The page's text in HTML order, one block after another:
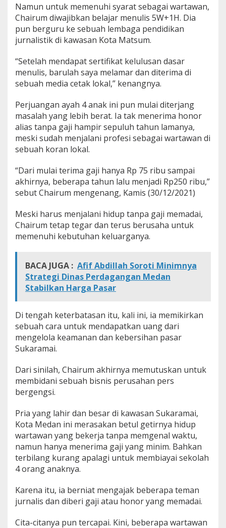
Namun untuk memenuhi syarat sebagai wartawan,
Chairum diwajibkan belajar menulis 5W+1H. Dia
pun berguru ke sebuah lembaga pendidikan
jurnalistik di kawasan Kota Matsum.
“Setelah mendapat sertifikat kelulusan dasar
menulis, barulah saya melamar dan diterima di
sebuah media cetak lokal,” kenangnya.
Perjuangan ayah 4 anak ini pun mulai diterjang
masalah yang lebih berat. Ia tak menerima honor
alias tanpa gaji hampir sepuluh tahun lamanya,
meski sudah menjalani profesi sebagai wartawan di
sebuah koran lokal.
“Dari mulai terima gaji hanya Rp 75 ribu sampai
akhirnya, beberapa tahun lalu menjadi Rp250 ribu,”
sebut Chairum mengenang, Kamis (30/12/2021)
Meski harus menjalani hidup tanpa gaji memadai,
Chairum tetap tegar dan terus berusaha untuk
memenuhi kebutuhan keluarganya.
BACA JUGA : Afif Abdillah Soroti Minimnya
Strategi Dinas Perdagangan Medan
Stabilkan Harga Pasar
Di tengah keterbatasan itu, kali ini, ia memikirkan
sebuah cara untuk mendapatkan uang dari
mengelola keamanan dan kebersihan pasar
Sukaramai.
Dari sinilah, Chairum akhirnya memutuskan untuk
membidani sebuah bisnis perusahan pers
bergengsi.
Pria yang lahir dan besar di kawasan Sukaramai,
Kota Medan ini merasakan betul getirnya hidup
wartawan yang bekerja tanpa memgenal waktu,
namun hanya menerima gaji yang minim. Bahkan
terbilang kurang apalagi untuk membiayai sekolah
4 orang anaknya.
Karena itu, ia berniat mengajak beberapa teman
jurnalis dan diberi gaji atau honor yang memadai.
Cita-citanya pun tercapai. Kini, beberapa wartawan